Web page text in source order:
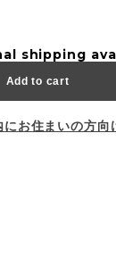
shipping
Add to cart
にお住まいの方向